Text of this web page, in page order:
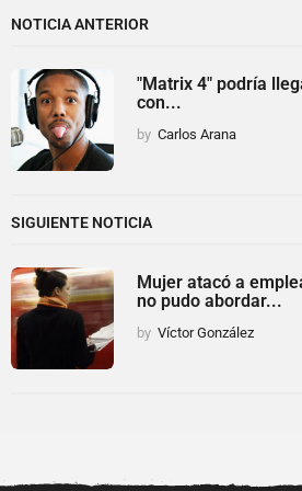
NOTICIA ANTERIOR
"Matrix 4" podría
con...
by Carlos Arana
SIGUIENTE NOTICIA
Mujer atacó a
no pudo abordar...
by Víctor González